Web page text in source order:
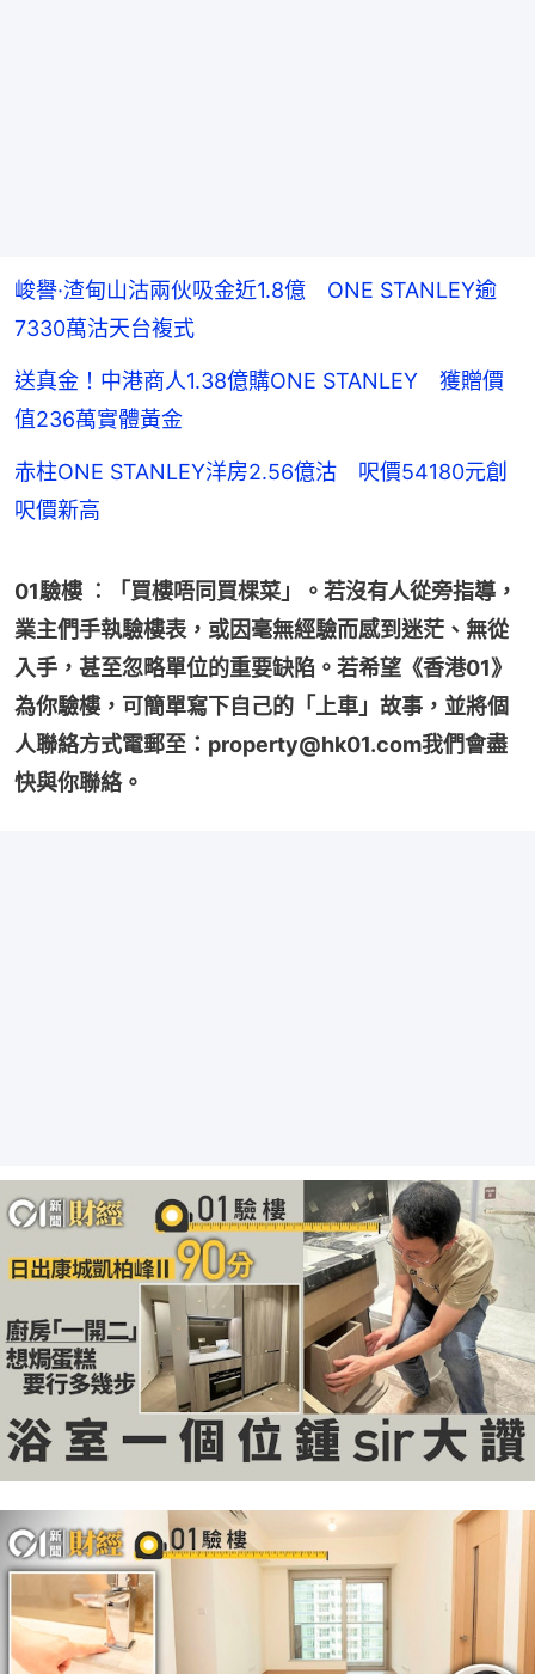
峻譽·渣甸山沽兩伙吸金近1.8億 ONE STANLEY逾
7330萬沽天台複式
送真金！中港商人1.38億購ONE STANLEY 獲贈價
值236萬實體黃金
赤柱ONE STANLEY洋房2.56億沽 呎價54180元創
呎價新高
01驗樓 ︰「買樓唔同買棵菜」。若沒有人從旁指導，
業主們手執驗樓表，或因毫無經驗而感到迷茫、無從
入手，甚至忽略單位的重要缺陷。若希望《香港01》
為你驗樓，可簡單寫下自己的「上車」故事，並將個
人聯絡方式電郵至：property@hk01.com我們會盡
快與你聯絡。